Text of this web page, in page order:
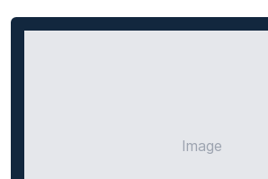
Image